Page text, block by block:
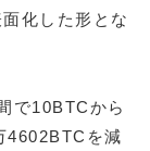
化した形とな
で10BTCから
4602BTCを減